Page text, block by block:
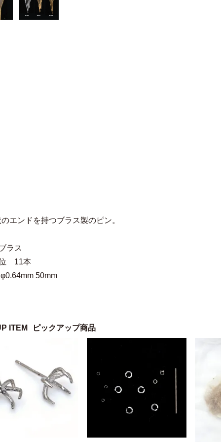
エンドを持つブラス製のピン。
ラス
11本
50mm
ITEM ピックアップ商品